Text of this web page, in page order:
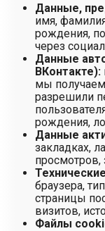
Данные,
имя,
рождения,
через
Данные
ВКонтакте):
мы
разрешили
рождения,
Данные
закладках,
просмотров,
браузера,
страницы
визитов,
Файлы